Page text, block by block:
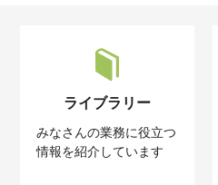
ライブラリー
みなさんの業務に役立つ
情報を紹介しています